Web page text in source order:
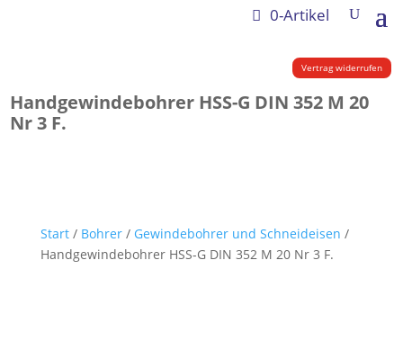
0-Artikel
Vertrag widerrufen
Handgewindebohrer HSS-G DIN 352 M 20
Nr 3 F.
Start/ Bohrer/ Gewindebohrer und Schneideisen /
Handgewindebohrer HSS-G DIN 352 M 20 Nr 3 F.